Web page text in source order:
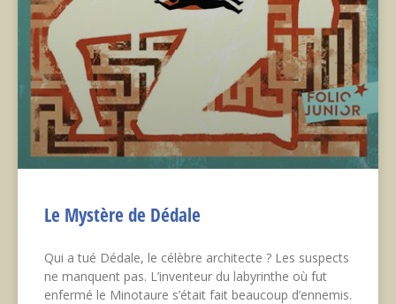
Le Mystère de Dédale
Qui a tué Dédale, le célèbre architecte ? Les suspects
ne manquent pas. L’inventeur du labyrinthe où fut
enfermé le Minotaure s’était fait beaucoup d’ennemis.